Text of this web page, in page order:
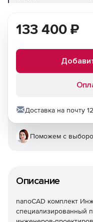
Описание
nanoCAD комплект
специализированный
133 400 ₽
Доставка на почту
Поможем с